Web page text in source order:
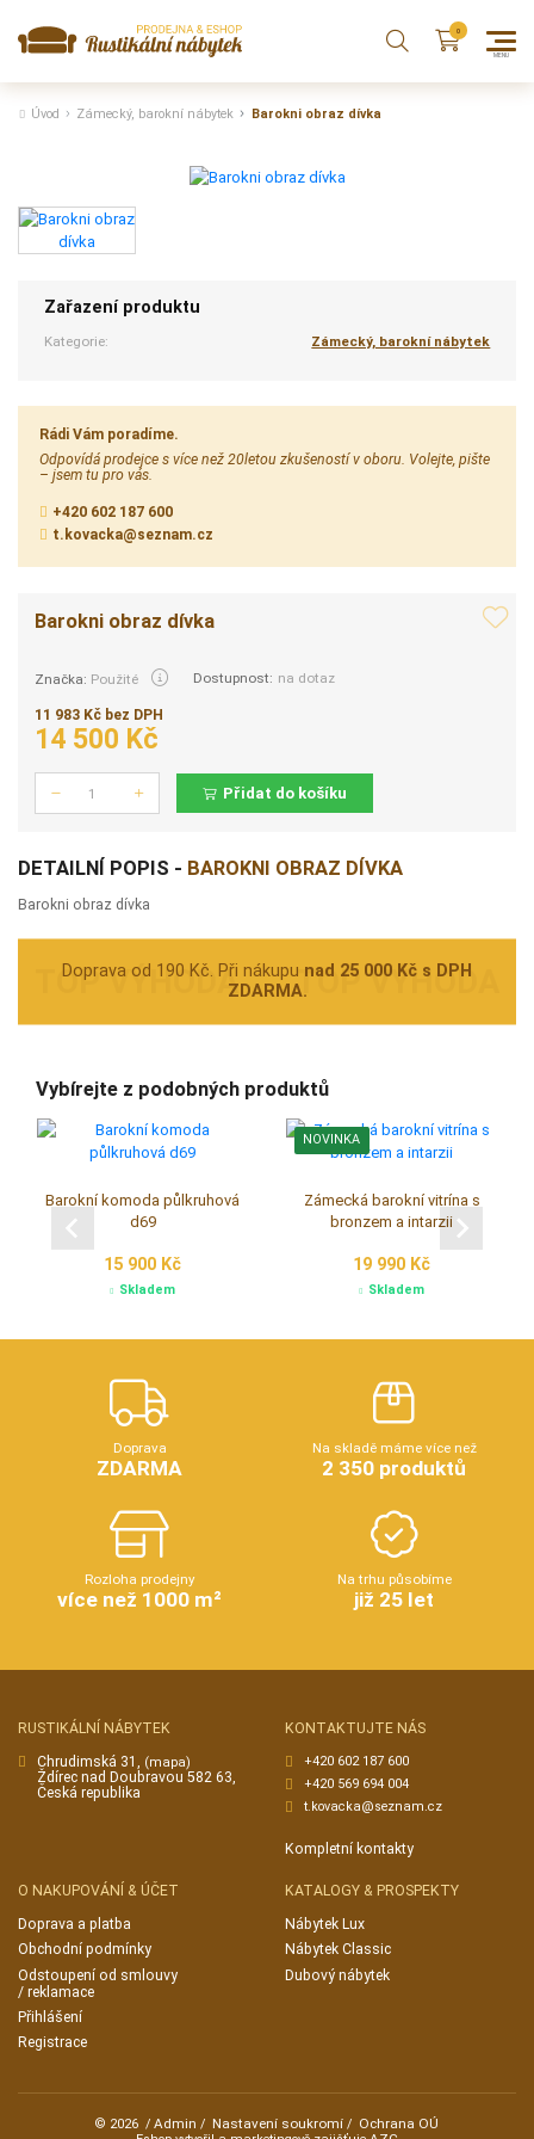
Úvod Zámecký, barokní nábytek Barokni obraz dívka
Zařazení produktu
Kategorie: Zámecký, barokní nábytek
Rádi Vám poradíme.
Odpovídá prodejce s více než 20letou zkušeností v oboru. Volejte, pište
– jsem tu pro vás.
+420 602 187 600
t.kovacka@seznam.cz
Barokni obraz dívka
Značka: Použité Dostupnost: na dotaz
11 983 Kč bez DPH
14 500 Kč
Přidat do košíku
DETAILNÍ POPIS - BAROKNI OBRAZ DÍVKA
Barokni obraz dívka
Doprava od 190 Kč. Při nákupu nad 25 000 Kč s DPH
ZDARMA.
Vybírejte z podobných produktů
Barokní komoda půlkruhová
d69
15 900 Kč
Skladem
NOVINKA
Zámecká barokní vitrína s
bronzem a intarzii
19 990 Kč
Skladem
Doprava
ZDARMA
Na skladě máme více než
2 350 produktů
Rozloha prodejny
více než 1000 m²
Na trhu působíme
již 25 let
RUSTIKÁLNÍ NÁBYTEK
Chrudimská 31, (mapa)
Ždírec nad Doubravou 582 63,
Česká republika
KONTAKTUJTE NÁS
+420 602 187 600
+420 569 694 004
t.kovacka@seznam.cz
Kompletní kontakty
O NAKUPOVÁNÍ & ÚČET
Doprava a platba
Obchodní podmínky
Odstoupení od smlouvy
/ reklamace
Přihlášení
Registrace
KATALOGY & PROSPEKTY
Nábytek Lux
Nábytek Classic
Dubový nábytek
© 2026 / Admin / Nastavení soukromí / Ochrana OÚ